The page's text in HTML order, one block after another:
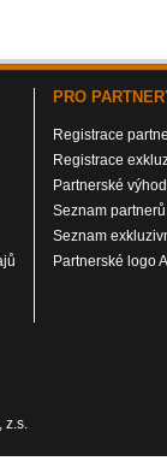
PRO
Registrace
Registrace
Partnerské
Seznam partnerů
Seznam
Partnerské logo
z.s.